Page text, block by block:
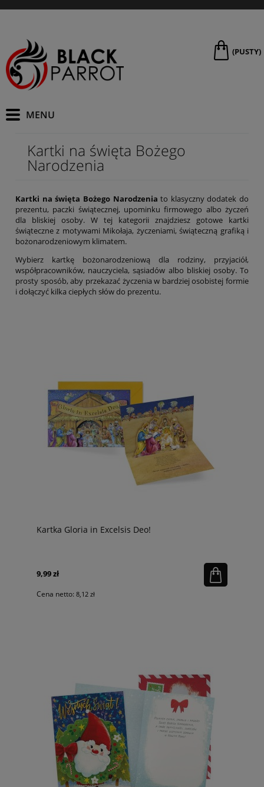
(PUSTY)
Kartki na święta Bożego
Narodzenia
Kartki na święta Bożego Narodzenia to klasyczny dodatek do
prezentu, paczki świątecznej, upominku firmowego albo życzeń
dla bliskiej osoby. W tej kategorii znajdziesz gotowe kartki
świąteczne z motywami Mikołaja, życzeniami, świąteczną grafiką i
bożonarodzeniowym klimatem.
Wybierz kartkę bożonarodzeniową dla rodziny, przyjaciół,
współpracowników, nauczyciela, sąsiadów albo bliskiej osoby. To
prosty sposób, aby przekazać życzenia w bardziej osobistej formie
i dołączyć kilka ciepłych słów do prezentu.
Kartka Gloria in Excelsis Deo!
9,99 zł
Cena netto: 8,12 zł